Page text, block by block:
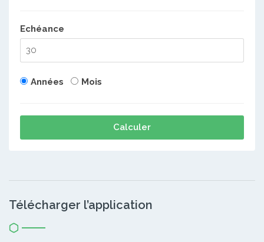
Echéance
Années Mois
Calculer
Télécharger l’application